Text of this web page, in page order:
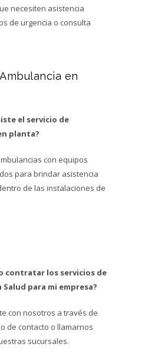
necesiten asistencia
de urgencia o consulta
en
el servicio de
planta?
con equipos
para brindar asistencia
de las instalaciones de
contratar los servicios de
para mi empresa?
con nosotros a través de
de contacto o llamarnos
sucursales.